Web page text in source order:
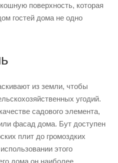
поверхность, которая
гостей дома не одно
из земли, чтобы
угодий.
садового элемента,
фасад дома. Бут доступен
плит до громоздких
этого
дома он наиболее